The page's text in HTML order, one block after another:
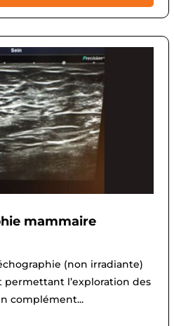
mammaire
(non irradiante)
permettant l’exploration des
complément...